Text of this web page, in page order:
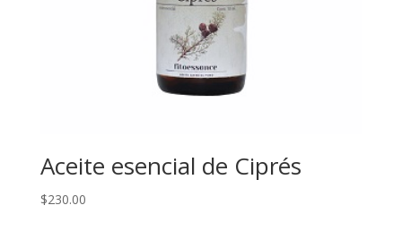
Aceite esencial de Ciprés
$230.00